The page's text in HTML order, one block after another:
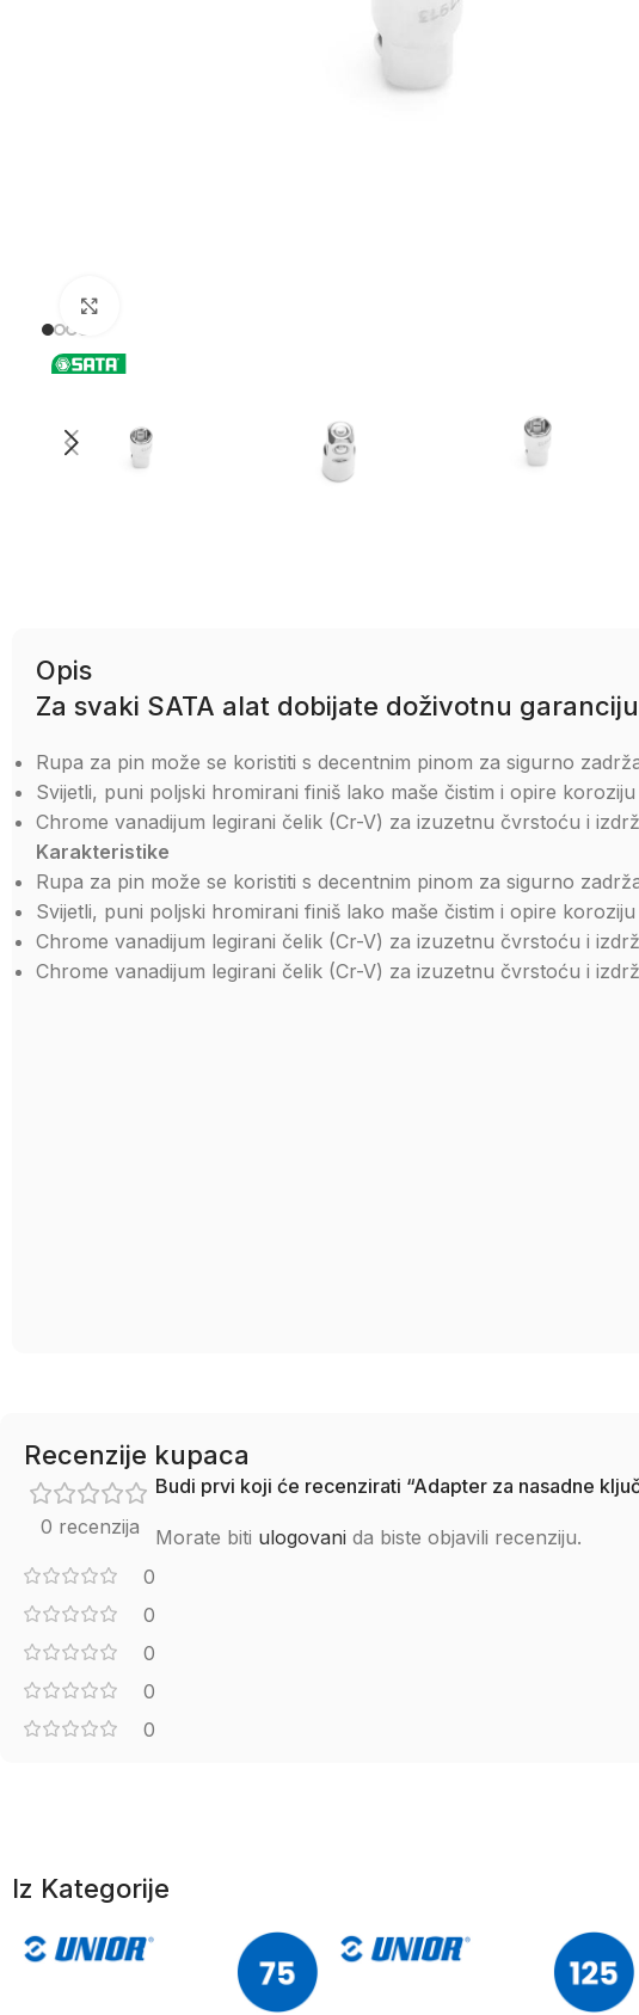
Opis
Za svaki SATA alat dobijate doživotnu
Rupa za pin može se koristiti s decentnim pinom za sigurno
Svijetli, puni poljski hromirani finiš lako maše čistim i opire koroziju
Chrome vanadijum legirani čelik (Cr-V) za izuzetnu čvrstoću i
Karakteristike
Rupa za pin može se koristiti s decentnim pinom za sigurno
Svijetli, puni poljski hromirani finiš lako maše čistim i opire koroziju
Chrome vanadijum legirani čelik (Cr-V) za izuzetnu čvrstoću i
Chrome vanadijum legirani čelik (Cr-V) za izuzetnu čvrstoću i
Recenzije kupaca
0 recenzija
0
0
0
0
0
Budi prvi koji će recenzirati “Adapter za nasadne
Morate biti ulogovani da biste objavili recenziju.
Iz Kategorije